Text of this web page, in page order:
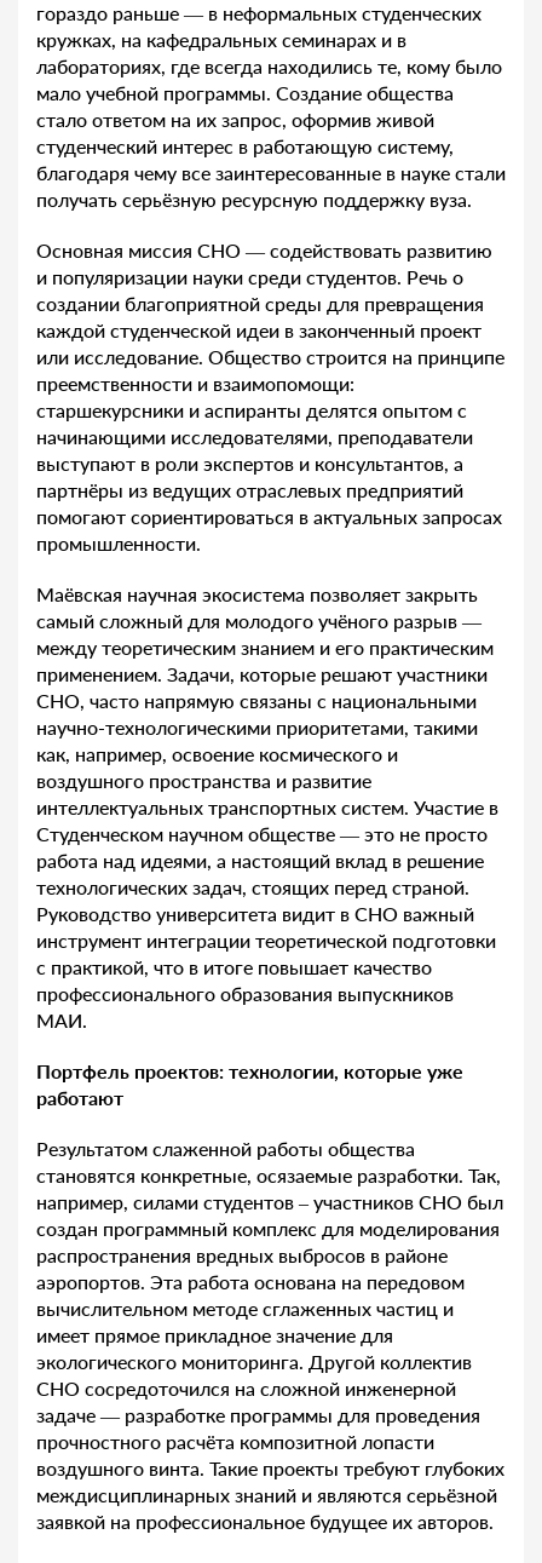
гораздо раньше — в неформальных студенческих
кружках, на кафедральных семинарах и в
лабораториях, где всегда находились те, кому было
мало учебной программы. Создание общества
стало ответом на их запрос, оформив живой
студенческий интерес в работающую систему,
благодаря чему все заинтересованные в науке стали
получать серьёзную ресурсную поддержку вуза.
Основная миссия СНО — содействовать развитию
и популяризации науки среди студентов. Речь о
создании благоприятной среды для превращения
каждой студенческой идеи в законченный проект
или исследование. Общество строится на принципе
преемственности и взаимопомощи:
старшекурсники и аспиранты делятся опытом с
начинающими исследователями, преподаватели
выступают в роли экспертов и консультантов, а
партнёры из ведущих отраслевых предприятий
помогают сориентироваться в актуальных запросах
промышленности.
Маёвская научная экосистема позволяет закрыть
самый сложный для молодого учёного разрыв —
между теоретическим знанием и его практическим
применением. Задачи, которые решают участники
СНО, часто напрямую связаны с национальными
научно-технологическими приоритетами, такими
как, например, освоение космического и
воздушного пространства и развитие
интеллектуальных транспортных систем. Участие в
Студенческом научном обществе — это не просто
работа над идеями, а настоящий вклад в решение
технологических задач, стоящих перед страной.
Руководство университета видит в СНО важный
инструмент интеграции теоретической подготовки
с практикой, что в итоге повышает качество
профессионального образования выпускников
МАИ.
Портфель проектов: технологии, которые уже
работают
Результатом слаженной работы общества
становятся конкретные, осязаемые разработки. Так,
например, силами студентов – участников СНО был
создан программный комплекс для моделирования
распространения вредных выбросов в районе
аэропортов. Эта работа основана на передовом
вычислительном методе сглаженных частиц и
имеет прямое прикладное значение для
экологического мониторинга. Другой коллектив
СНО сосредоточился на сложной инженерной
задаче — разработке программы для проведения
прочностного расчёта композитной лопасти
воздушного винта. Такие проекты требуют глубоких
междисциплинарных знаний и являются серьёзной
заявкой на профессиональное будущее их авторов.